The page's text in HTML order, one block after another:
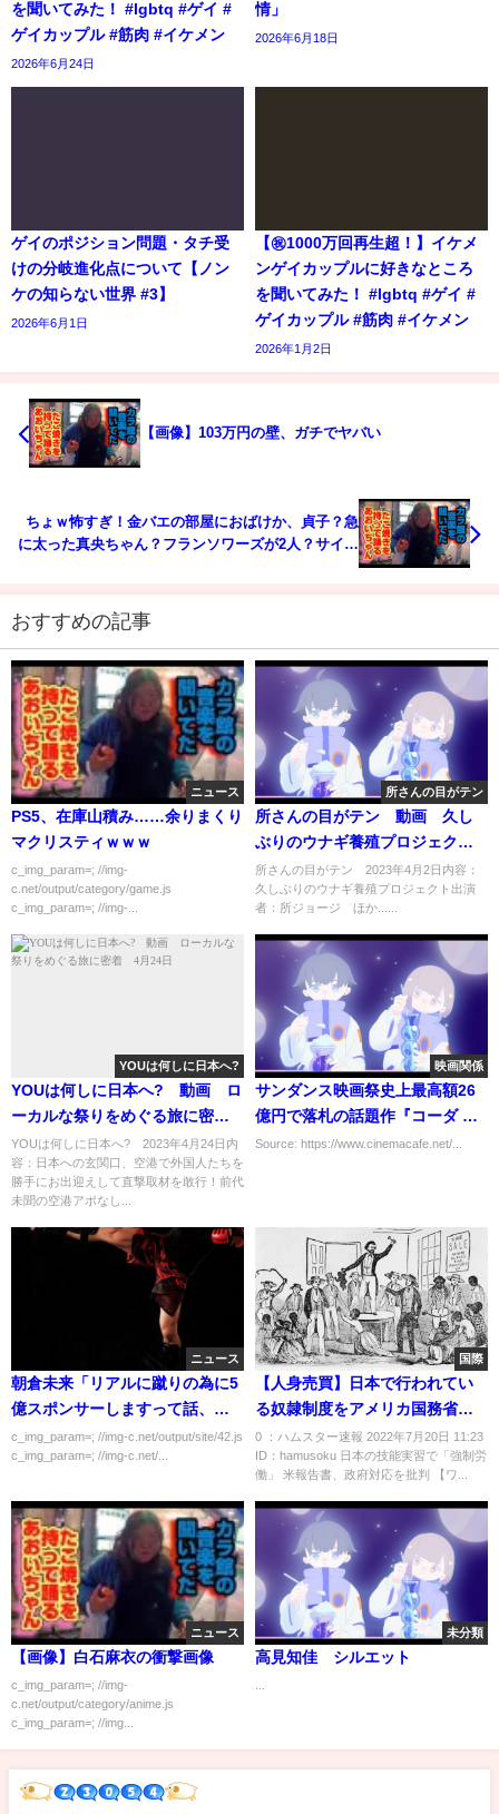
を聞いてみた！ #lgbtq #ゲイ #
ゲイカップル #筋肉 #イケメン
2026年6月24日
情」
2026年6月18日
ゲイのポジション問題・タチ受
けの分岐進化点について【ノン
ケの知らない世界 #3】
2026年6月1日
【㊗️1000万回再生超！】イケメ
ンゲイカップルに好きなところ
を聞いてみた！ #lgbtq #ゲイ #
ゲイカップル #筋肉 #イケメン
2026年1月2日
【画像】103万円の壁、ガチでヤバい
ちょｗ怖すぎ！金バエの部屋におばけか、貞子？急
に太った真央ちゃん？フランソワーズが2人？サイボ
おすすめの記事
ニュース
PS5、在庫山積み……余りまくり
マクリスティｗｗｗ
c_img_param=; //img-
c.net/output/category/game.js
c_img_param=; //img-...
所さんの目がテン
所さんの目がテン 動画 久し
ぶりのウナギ養殖プロジェク
ト 4月2日
所さんの目がテン 2023年4月2日内容：
久しぶりのウナギ養殖プロジェクト出演
者：所ジョージ ほか......
YOUは何しに日本へ?
YOUは何しに日本へ? 動画 ロ
ーカルな祭りをめぐる旅に密
着 4月24日
YOUは何しに日本へ? 2023年4月24日内
容：日本への玄関口、空港で外国人たちを
勝手にお出迎えして直撃取材を敢行！前代
未聞の空港アポなし...
映画関係
サンダンス映画祭史上最高額26
億円で落札の話題作『コーダ あ
いのうた』2022年1月公開
Source: https://www.cinemacafe.net/...
ニュース
朝倉未来「リアルに蹴りの為に5
億スポンサーしますって話、結
構来てますｗ」
c_img_param=; //img-c.net/output/site/42.js
c_img_param=; //img-c.net/...
国際
【人身売買】日本で行われてい
る奴隷制度をアメリカ国務省が
批判…岸田「・・・」
0 ：ハムスター速報 2022年7月20日 11:23
ID：hamusoku 日本の技能実習で「強制労
働」 米報告書、政府対応を批判 【ワ...
ニュース
【画像】白石麻衣の衝撃画像
c_img_param=; //img-
c.net/output/category/anime.js
c_img_param=; //img...
未分類
高見知佳 シルエット
...